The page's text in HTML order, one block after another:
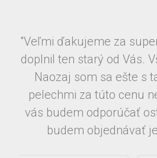
"Veľmi ďakujeme za
doplnil ten starý od Vás.
Naozaj som sa ešte s
pelechmi za túto cenu
vás budem odporúčať
budem objednávať